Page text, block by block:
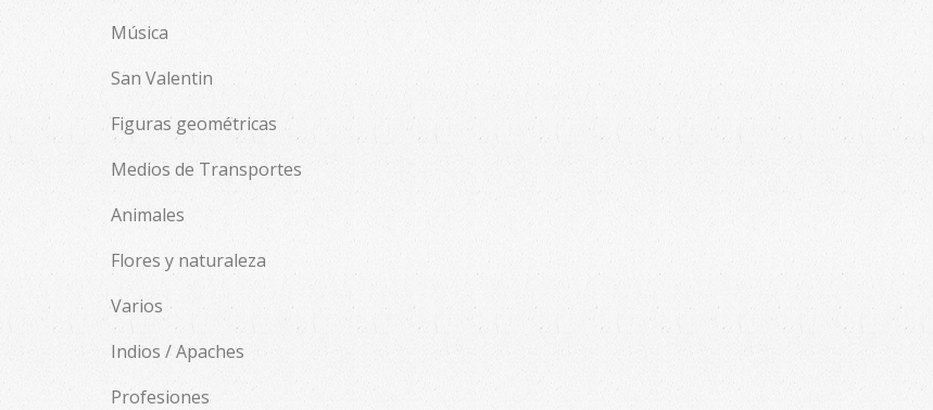
Música
San Valentin
Figuras geométricas
Medios de Transportes
Animales
Flores y naturaleza
Varios
Indios / Apaches
Profesiones